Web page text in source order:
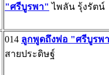
"ศรีบูรพา" ไพลัน รุ้งรัตน์
014 ลูกพูดถึงพ่อ "ศรีบูรพ
สายประดิษฐ์